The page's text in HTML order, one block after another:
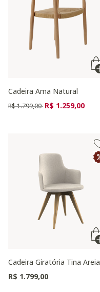
Cadeira Ama Natural
Preço reduzido de
R$ 1.799,00 para
R$ 1.259,00
Cadeira Giratória Tina Areia
R$ 1.799,00